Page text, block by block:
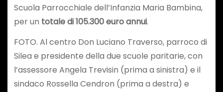
Scuola Parrocchiale dell’Infanzia Maria Bambina,
per un totale di 105.300 euro annui.
FOTO. Al centro Don Luciano Traverso, parroco di
Silea e presidente della due scuole paritarie, con
l’assessore Angela Trevisin (prima a sinistra) e il
sindaco Rossella Cendron (prima a destra) e